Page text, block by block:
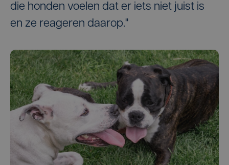
die honden voelen dat er iets niet juist is
en ze reageren daarop."